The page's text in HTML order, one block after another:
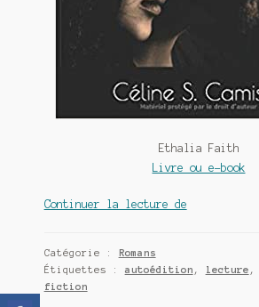
Meurtre en alternance
Meurtre sous couverture
Mon admirateur de l’avent
Sauver ou périr
Une baffe et ça repart
Ethalia Faith
Livre ou e-book
Continuer la lecture deEthalia
Catégorie :
Romans
Étiquettes : autoédition , lecture ,
fiction